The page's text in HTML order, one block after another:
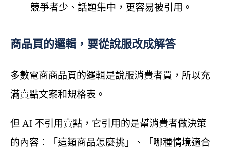
競爭者少、話題集中，更容易被引用。
商品頁的邏輯，要從說服改成解答
多數電商商品頁的邏輯是說服消費者買，所以充
滿賣點文案和規格表。
但 AI 不引用賣點，它引用的是幫消費者做決策
的內容：「這類商品怎麼挑」、「哪種情境適合